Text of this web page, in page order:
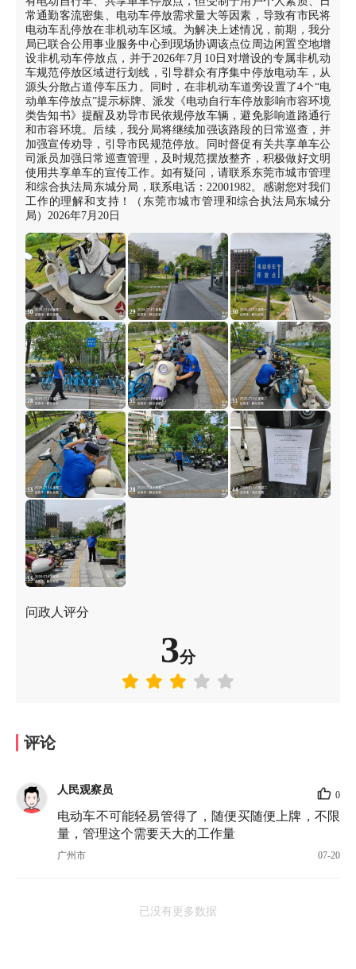
常通勤客流密集、电动车停放需求量大等因素，导致有市民将
电动车乱停放在非机动车区域。为解决上述情况，前期，我分
局已联合公用事业服务中心到现场协调该点位周边闲置空地增
设非机动车停放点，并于2026年7月10日对增设的专属非机动
车规范停放区域进行划线，引导群众有序集中停放电动车，从
源头分散占道停车压力。同时，在非机动车道旁设置了4个“电
动单车停放点”提示标牌、派发《电动自行车停放影响市容环境
类告知书》提醒及劝导市民依规停放车辆，避免影响道路通行
和市容环境。后续，我分局将继续加强该路段的日常巡查，并
加强宣传劝导，引导市民规范停放。同时督促有关共享单车公
司派员加强日常巡查管理，及时规范摆放整齐，积极做好文明
使用共享单车的宣传工作。如有疑问，请联系东莞市城市管理
和综合执法局东城分局，联系电话：22001982。感谢您对我们
工作的理解和支持！（东莞市城市管理和综合执法局东城分
局）2026年7月20日
问政人评分
3分
评论
人民观察员 0
电动车不可能轻易管得了，随便买随便上牌，不限
量，管理这个需要天大的工作量
广州市 07-20
已没有更多数据